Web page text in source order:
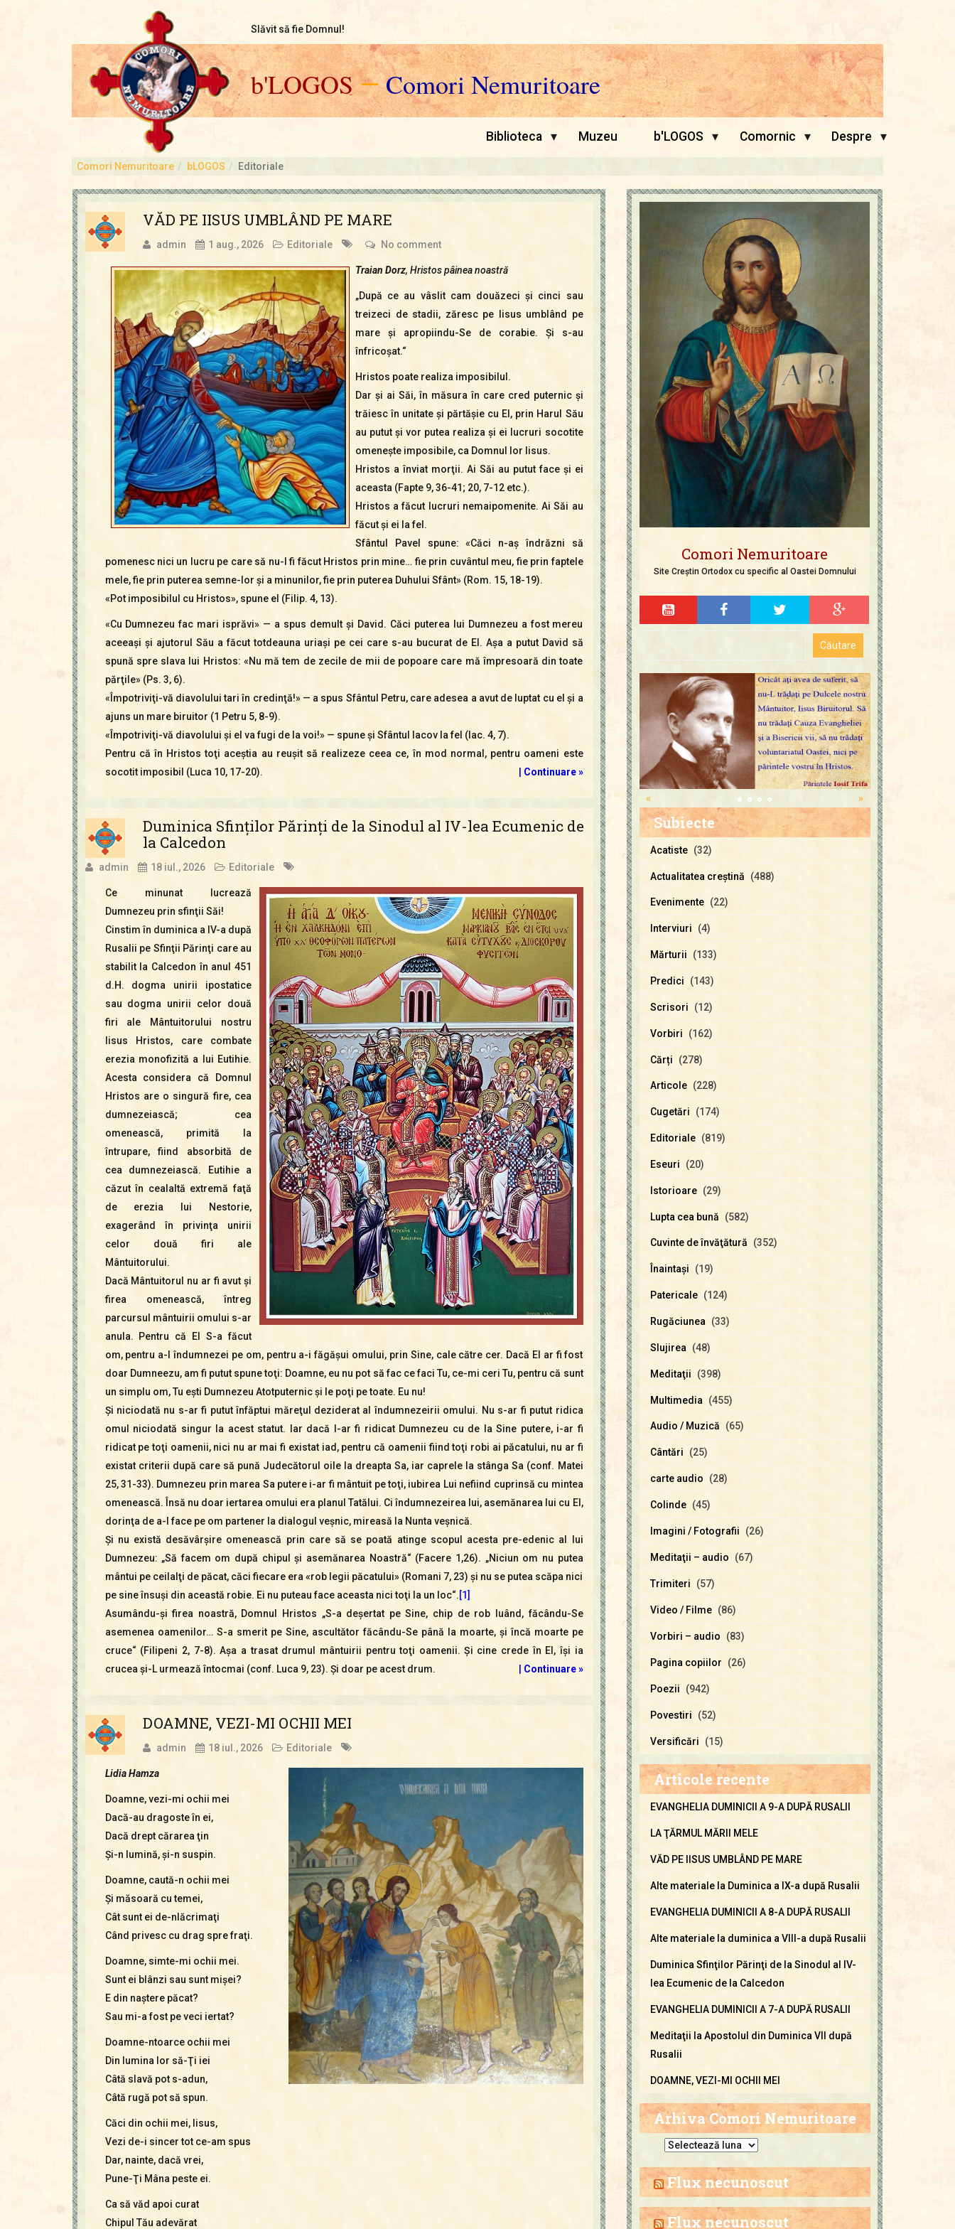
Slăvit să fie Domnul!
b'LOGOS—Comori Nemuritoare
Biblioteca ▾ Muzeu b'LOGOS ▾ Comornic ▾ Despre ▾
Comori Nemuritoare bLOGOS Editoriale
VĂD PE IISUS UMBLÂND PE MARE
admin 1 aug., 2026 Editoriale No comment
Traian Dorz, Hristos pâinea noastră
„După ce au vâslit cam douăzeci şi cinci sau
treizeci de stadii, zăresc pe Iisus umblând pe
mare şi apropiindu-Se de corabie. Şi s-au
înfricoşat.“
Hristos poate realiza imposibilul.
Dar şi ai Săi, în măsura în care cred puternic şi
trăiesc în unitate şi părtăşie cu El, prin Harul Său
au putut şi vor putea realiza şi ei lucruri socotite
omeneşte imposibile, ca Domnul lor Iisus.
Hristos a înviat morţii. Ai Săi au putut face şi ei
aceasta (Fapte 9, 36-41; 20, 7-12 etc.).
Hristos a făcut lucruri nemaipomenite. Ai Săi au
făcut şi ei la fel.
Sfântul Pavel spune: «Căci n-aş îndrăzni să
pomenesc nici un lucru pe care să nu-l fi făcut Hristos prin mine… fie prin cuvântul meu, fie prin faptele
mele, fie prin puterea semne-lor şi a minunilor, fie prin puterea Duhului Sfânt» (Rom. 15, 18-19).
«Pot imposibilul cu Hristos», spune el (Filip. 4, 13).
«Cu Dumnezeu fac mari isprăvi» — a spus demult şi David. Căci puterea lui Dumnezeu a fost mereu
aceeaşi şi ajutorul Său a făcut totdeauna uriaşi pe cei care s-au bucurat de El. Aşa a putut David să
spună spre slava lui Hristos: «Nu mă tem de zecile de mii de popoare care mă împresoară din toate
părţile» (Ps. 3, 6).
«Împotriviţi-vă diavolului tari în credinţă!» — a spus Sfântul Petru, care adesea a avut de luptat cu el şi a
ajuns un mare biruitor (1 Petru 5, 8-9).
«Împotriviţi-vă diavolului şi el va fugi de la voi!» — spune şi Sfântul Iacov la fel (Iac. 4, 7).
Pentru că în Hristos toţi aceştia au reuşit să realizeze ceea ce, în mod normal, pentru oameni este
socotit imposibil (Luca 10, 17-20).
| Continuare »
Duminica Sfinţilor Părinţi de la Sinodul al IV-lea Ecumenic de
la Calcedon
admin 18 iul., 2026 Editoriale
Ce minunat lucrează
Dumnezeu prin sfinţii Săi!
Cinstim în duminica a IV-a după
Rusalii pe Sfinţii Părinţi care au
stabilit la Calcedon în anul 451
d.H. dogma unirii ipostatice
sau dogma unirii celor două
firi ale Mântuitorului nostru
Iisus Hristos, care combate
erezia monofizită a lui Eutihie.
Acesta considera că Domnul
Hristos are o singură fire, cea
dumnezeiască; cea
omenească, primită la
întrupare, fiind absorbită de
cea dumnezeiască. Eutihie a
căzut în cealaltă extremă faţă
de erezia lui Nestorie,
exagerând în privinţa unirii
celor două firi ale
Mântuitorului.
Dacă Mântuitorul nu ar fi avut şi
firea omenească, întreg
parcursul mântuirii omului s-ar
anula. Pentru că El S-a făcut
om, pentru a-l îndumnezei pe om, pentru a-i făgăşui omului, prin Sine, cale către cer. Dacă El ar fi fost
doar Dumneezu, am fi putut spune toţi: Doamne, eu nu pot să fac ce faci Tu, ce-mi ceri Tu, pentru că sunt
un simplu om, Tu eşti Dumnezeu Atotputernic şi le poţi pe toate. Eu nu!
Şi niciodată nu s-ar fi putut înfăptui măreţul deziderat al îndumnezeirii omului. Nu s-ar fi putut ridica
omul niciodată singur la acest statut. Iar dacă l-ar fi ridicat Dumnezeu cu de la Sine putere, i-ar fi
ridicat pe toţi oamenii, nici nu ar mai fi existat iad, pentru că oamenii fiind toţi robi ai păcatului, nu ar fi
existat criterii după care să pună Judecătorul oile la dreapta Sa, iar caprele la stânga Sa (conf. Matei
25, 31-33). Dumnezeu prin marea Sa putere i-ar fi mântuit pe toţi, iubirea Lui nefiind cuprinsă cu mintea
omenească. Însă nu doar iertarea omului era planul Tatălui. Ci îndumnezeirea lui, asemănarea lui cu El,
dorinţa de a-l face pe om partener la dialogul veşnic, mireasă la Nunta veşnică.
Şi nu există desăvârşire omenească prin care să se poată atinge scopul acesta pre-edenic al lui
Dumnezeu: „Să facem om după chipul şi asemănarea Noastră“ (Facere 1,26). „Niciun om nu putea
mântui pe ceilalţi de păcat, căci fiecare era «rob legii păcatului» (Romani 7, 23) şi nu se putea scăpa nici
pe sine însuşi din această robie. Ei nu puteau face aceasta nici toţi la un loc“.[1]
Asumându-şi firea noastră, Domnul Hristos „S-a deşertat pe Sine, chip de rob luând, făcându-Se
asemenea oamenilor… S-a smerit pe Sine, ascultător făcându-Se până la moarte, şi încă moarte pe
cruce“ (Filipeni 2, 7-8). Aşa a trasat drumul mântuirii pentru toţi oamenii. Şi cine crede în El, îşi ia
crucea şi-L urmează întocmai (conf. Luca 9, 23). Şi doar pe acest drum.
| Continuare »
DOAMNE, VEZI-MI OCHII MEI
admin 18 iul., 2026 Editoriale
Lidia Hamza
Doamne, vezi-mi ochii mei
Dacă-au dragoste în ei,
Dacă drept cărarea ţin
Şi-n lumină, şi-n suspin.
Doamne, caută-n ochii mei
Şi măsoară cu temei,
Cât sunt ei de-nlăcrimaţi
Când privesc cu drag spre fraţi.
Doamne, simte-mi ochii mei.
Sunt ei blânzi sau sunt mişei?
E din naştere păcat?
Sau mi-a fost pe veci iertat?
Doamne-ntoarce ochii mei
Din lumina lor să-Ţi iei
Câtă slavă pot s-adun,
Câtă rugă pot să spun.
Căci din ochii mei, Iisus,
Vezi de-i sincer tot ce-am spus
Dar, nainte, dacă vrei,
Pune-Ţi Mâna peste ei.
Ca să văd apoi curat
Chipul Tău adevărat
Comori Nemuritoare
Site Creștin Ortodox cu specific al Oastei Domnului
»
«
Subiecte
Acatiste (32)
Actualitatea creştină (488)
Evenimente (22)
Interviuri (4)
Mărturii (133)
Predici (143)
Scrisori (12)
Vorbiri (162)
Cărți (278)
Articole (228)
Cugetări (174)
Editoriale (819)
Eseuri (20)
Istorioare (29)
Lupta cea bună (582)
Cuvinte de învăţătură (352)
Înaintaşi (19)
Patericale (124)
Rugăciunea (33)
Slujirea (48)
Meditaţii (398)
Multimedia (455)
Audio / Muzică (65)
Cântări (25)
carte audio (28)
Colinde (45)
Imagini / Fotografii (26)
Meditaţii – audio (67)
Trimiteri (57)
Video / Filme (86)
Vorbiri – audio (83)
Pagina copiilor (26)
Poezii (942)
Povestiri (52)
Versificări (15)
Articole recente
EVANGHELIA DUMINICII A 9-A DUPĂ RUSALII
LA ŢĂRMUL MĂRII MELE
VĂD PE IISUS UMBLÂND PE MARE
Alte materiale la Duminica a IX-a după Rusalii
EVANGHELIA DUMINICII A 8-A DUPĂ RUSALII
Alte materiale la duminica a VIII-a după Rusalii
Duminica Sfinţilor Părinţi de la Sinodul al IV-
lea Ecumenic de la Calcedon
EVANGHELIA DUMINICII A 7-A DUPĂ RUSALII
Meditaţii la Apostolul din Duminica VII după
Rusalii
DOAMNE, VEZI-MI OCHII MEI
Arhiva Comori Nemuritoare
h
i
v
Flux necunoscut
Flux necunoscut